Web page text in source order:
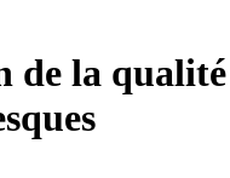
de la